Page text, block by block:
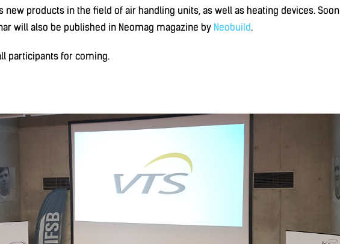
new products in the field of air handling units, as well as heating devices. Soon
will also be published in Neomag magazine by Neobuild.
participants for coming.